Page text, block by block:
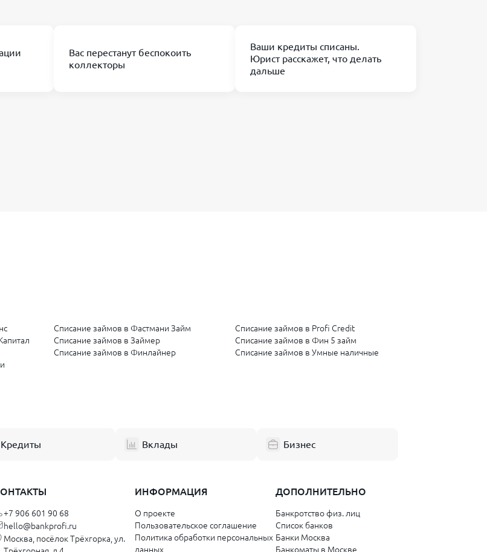
Вас перестанут беспокоить
коллекторы
Ваши кредиты списаны.
Юрист расскажет, что делать
дальше
Списание займов в Фастмани Займ
Списание займов в Profi Credit
Списание займов в Займер
Списание займов в Фин 5 займ
Списание займов в Финлайнер
Списание займов в Умные наличные
Кредиты Вклады Бизнес
+7 906 601 90 68
hello@bankprofi.ru
Москва, посёлок Трёхгорка, ул.
ИНФОРМАЦИЯ
О проекте
Пользовательское соглашение
Политика обработки персональных
данных
ДОПОЛНИТЕЛЬНО
Банкротство физ. лиц
Список банков
Банки Москва
Банкоматы в Москве